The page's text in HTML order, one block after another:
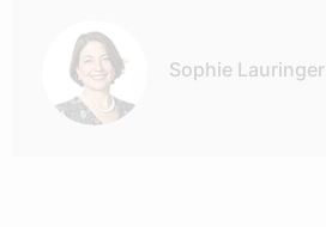
Sophie Lauringer